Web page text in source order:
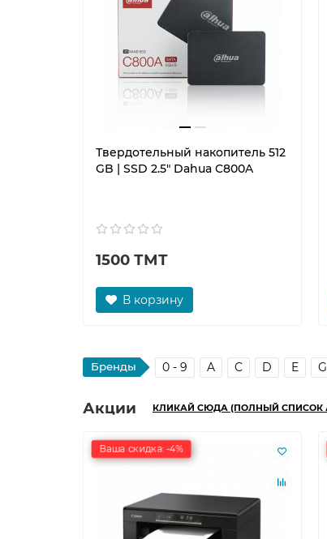
Твердотельный накопитель 512
GB | SSD 2.5" Dahua C800A
1500 ТМТ
В корзину
Бренды 0 - 9 A C D E G
Акции КЛИКАЙ СЮДА (ПОЛНЫЙ СПИСОК
Ваша скидка: -4%